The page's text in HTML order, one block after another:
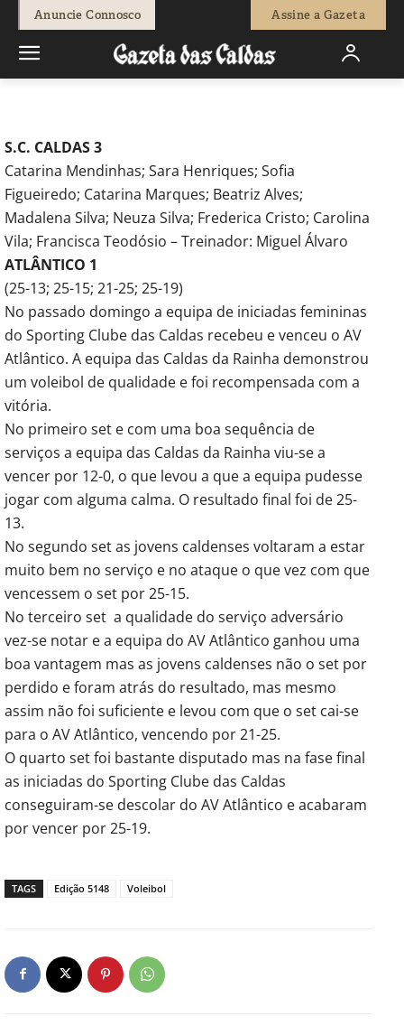
Anuncie Connosco Assine a Gazeta
Redação - 18 de Novembro, 2016 67209 0
S.C. CALDAS 3
Catarina Mendinhas; Sara Henriques; Sofia
Figueiredo; Catarina Marques; Beatriz Alves;
Madalena Silva; Neuza Silva; Frederica Cristo; Carolina
Vila; Francisca Teodósio – Treinador: Miguel Álvaro
ATLÂNTICO 1
(25-13; 25-15; 21-25; 25-19)
No passado domingo a equipa de iniciadas femininas
do Sporting Clube das Caldas recebeu e venceu o AV
Atlântico. A equipa das Caldas da Rainha demonstrou
um voleibol de qualidade e foi recompensada com a
vitória.
No primeiro set e com uma boa sequência de
serviços a equipa das Caldas da Rainha viu-se a
vencer por 12-0, o que levou a que a equipa pudesse
jogar com alguma calma. O resultado final foi de 25-
13.
No segundo set as jovens caldenses voltaram a estar
muito bem no serviço e no ataque o que vez com que
vencessem o set por 25-15.
No terceiro set a qualidade do serviço adversário
vez-se notar e a equipa do AV Atlântico ganhou uma
boa vantagem mas as jovens caldenses não o set por
perdido e foram atrás do resultado, mas mesmo
assim não foi suficiente e levou com que o set cai-se
para o AV Atlântico, vencendo por 21-25.
O quarto set foi bastante disputado mas na fase final
as iniciadas do Sporting Clube das Caldas
conseguiram-se descolar do AV Atlântico e acabaram
por vencer por 25-19.
TAGS Edição 5148 Voleibol